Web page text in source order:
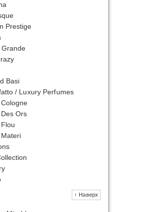
Prestige
Basi
/ Luxury Perfumes
Ors
↑ Наверх